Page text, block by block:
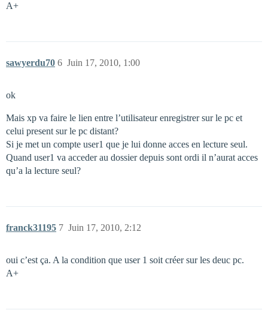
A+
sawyerdu70 Juin 17, 2010, 1:00
6
ok
Mais xp va faire le lien entre l’utilisateur enregistrer sur le pc et
celui present sur le pc distant?
Si je met un compte user1 que je lui donne acces en lecture seul.
Quand user1 va acceder au dossier depuis sont ordi il n’aurat acces
qu’a la lecture seul?
franck31195 Juin 17, 2010, 2:12
7
oui c’est ça. A la condition que user 1 soit créer sur les deuc pc.
A+